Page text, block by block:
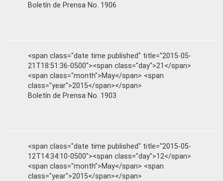
Boletín de Prensa No. 1906
<span class="date time published" title="2015-05-
21T18:51:36-0500"><span class="day">21</span>
<span class="month">May</span> <span
class="year">2015</span></span>
Boletín de Prensa No. 1903
<span class="date time published" title="2015-05-
12T14:34:10-0500"><span class="day">12</span>
<span class="month">May</span> <span
class="year">2015</span></span>